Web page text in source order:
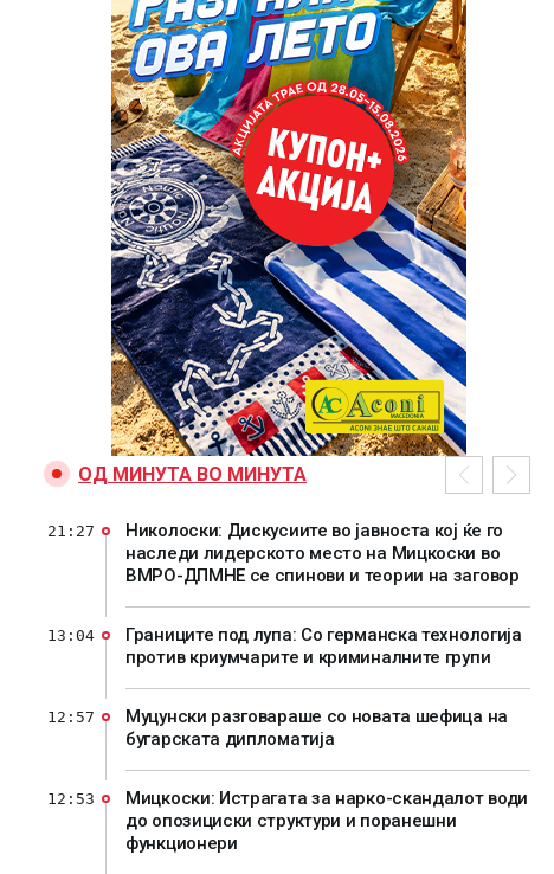
ОД МИНУТА ВО МИНУТА
Николоски: Дискусиите во јавноста кој ќе го
наследи лидерското место на Мицкоски во
ВМРО-ДПМНЕ се спинови и теории на заговор
21:27
Границите под лупа: Со германска технологија
против криумчарите и криминалните групи
13:04
Муцунски разговараше со новата шефица на
бугарската дипломатија
12:57
Мицкоски: Истрагата за нарко-скандалот води
до опозициски структури и поранешни
функционери
12:53